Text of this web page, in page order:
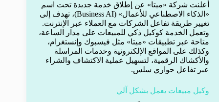
أعلنت شركة «ميتا» عن إطلاق خدمة جديدة تحت اسم
«الذكاء الاصطناعي للأعمال» (Business AI)، تهدف إلى
تغيير طريقة تفاعل الشركات مع العملاء عبر الإنترنت.
وتعمل الخدمة كوكيل ذكي للمبيعات على مدار الساعة،
متاحة عبر تطبيقات «ميتا» مثل فيسبوك وإنستغرام،
وكذلك على المواقع الإلكترونية وخدمات المراسلة
والأكشاك الرقمية، لتسهيل عملية الاكتشاف والشراء
عبر تفاعل حواري سلس.
وكيل مبيعات يعمل بشكل آلي